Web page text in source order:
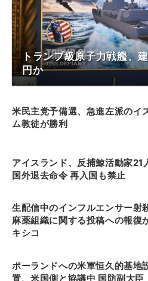
トランプ級原子力戦艦、
円か
米民主党予備選、急進左派のイ
ム教徒が勝利
アイスランド、反捕鯨活動家21
国外退去命令 再入国も禁止
生配信中のインフルエンサー射
麻薬組織に関する投稿への報復
キシコ
ポーランドへの米軍恒久的基地
置、米国側と協議中 国防副大臣